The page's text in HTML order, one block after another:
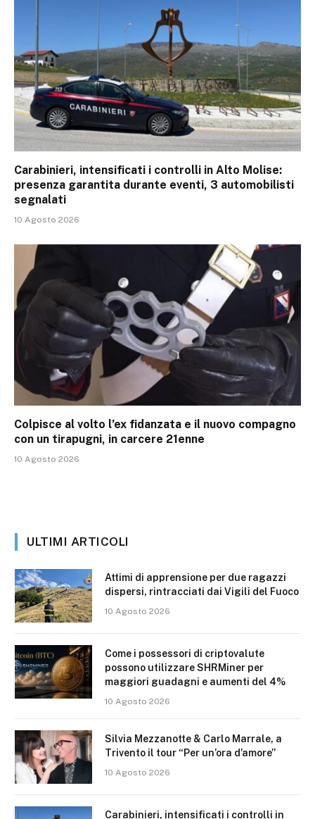
Carabinieri, intensificati i controlli in Alto Molise:
presenza garantita durante eventi, 3 automobilisti
segnalati
10 Agosto 2026
Colpisce al volto l’ex fidanzata e il nuovo compagno
con un tirapugni, in carcere 21enne
10 Agosto 2026
ULTIMI ARTICOLI
Attimi di apprensione per due ragazzi
dispersi, rintracciati dai Vigili del Fuoco
10 Agosto 2026
Come i possessori di criptovalute
possono utilizzare SHRMiner per
maggiori guadagni e aumenti del 4%
10 Agosto 2026
Silvia Mezzanotte & Carlo Marrale, a
Trivento il tour “Per un’ora d’amore”
10 Agosto 2026
Carabinieri, intensificati i controlli in